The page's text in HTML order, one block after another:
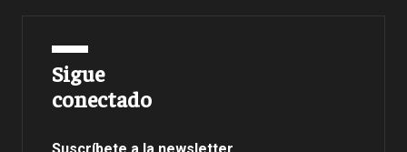
Sigue
conectado